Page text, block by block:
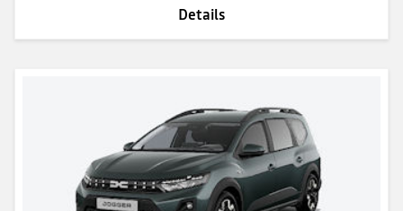
Details